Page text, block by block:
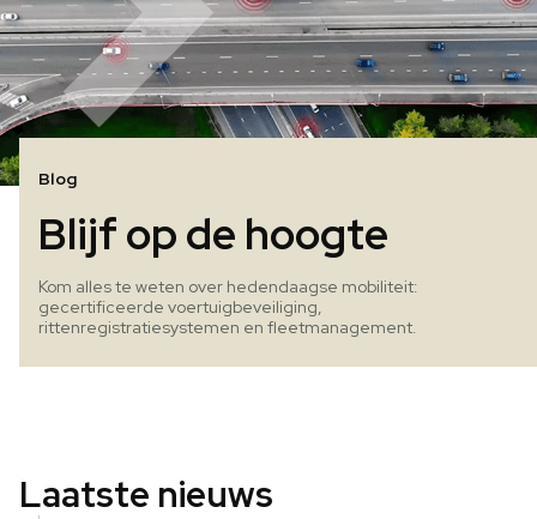
Blog
Blijf op de hoogte
Kom alles te weten over hedendaagse mobiliteit:
gecertificeerde voertuigbeveiliging,
rittenregistratiesystemen en fleetmanagement.
Laatste nieuws